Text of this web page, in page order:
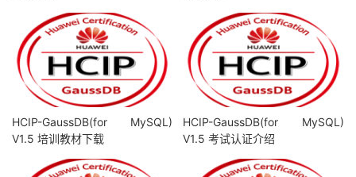
HCIP-GaussDB(for MySQL)
V1.5 培训教材下载
HCIP-GaussDB(for MySQL)
V1.5 考试认证介绍